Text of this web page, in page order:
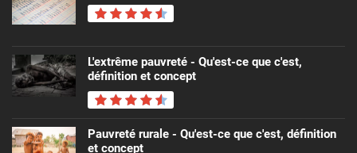
L'extrême pauvreté - Qu'est-ce que c'est,
définition et concept
Pauvreté rurale - Qu'est-ce que c'est, définition
et concept